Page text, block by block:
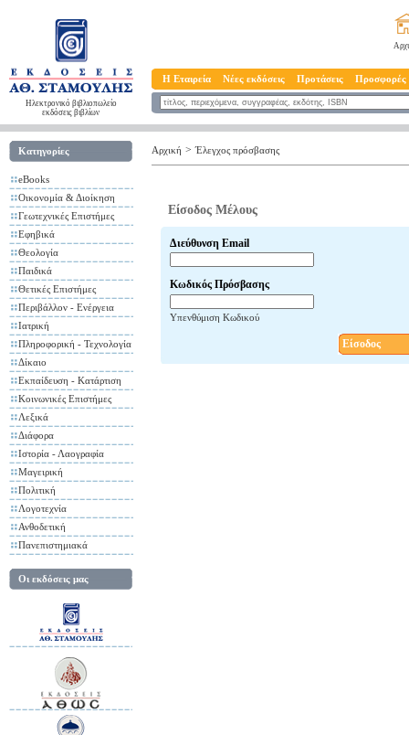
Ηλεκτρονικό βιβλιοπωλείο
εκδόσεις βιβλίων
Η Εταιρεία Νέες εκδόσεις Προτάσεις Προσφορές
Κατηγορίες
eBooks
Οικονομία & Διοίκηση
Γεωτεχνικές Επιστήμες
Εφηβικά
Θεολογία
Παιδικά
Θετικές Επιστήμες
Περιβάλλον - Ενέργεια
Ιατρική
Πληροφορική - Τεχνολογία
Δίκαιο
Εκπαίδευση - Κατάρτιση
Κοινωνικές Επιστήμες
Λεξικά
Διάφορα
Ιστορία - Λαογραφία
Μαγειρική
Πολιτική
Λογοτεχνία
Ανθοδετική
Πανεπιστημιακά
Οι εκδόσεις μας
Αρχική > Έλεγχος πρόσβασης
Είσοδος Μέλους
Διεύθυνση Email
Κωδικός Πρόσβασης
Υπενθύμιση Κωδικού
Είσοδος